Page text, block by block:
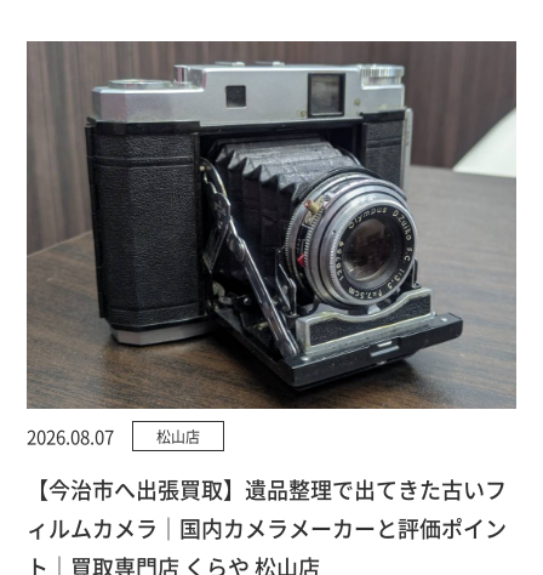
2026.08.07 松山店
【今治市へ出張買取】遺品整理で出てきた古いフ
ィルムカメラ｜国内カメラメーカーと評価ポイン
ト｜買取専門店 くらや 松山店